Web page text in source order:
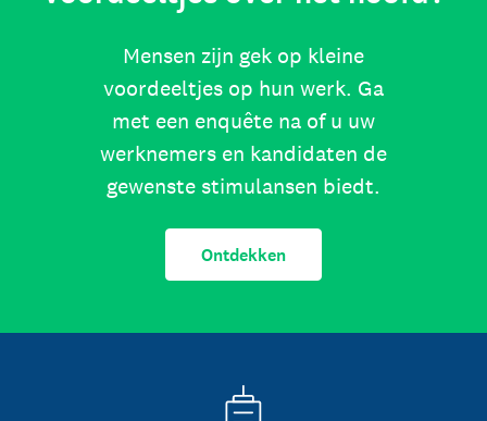
Mensen zijn gek op kleine
voordeeltjes op hun werk. Ga
met een enquête na of u uw
werknemers en kandidaten de
gewenste stimulansen biedt.
Ontdekken